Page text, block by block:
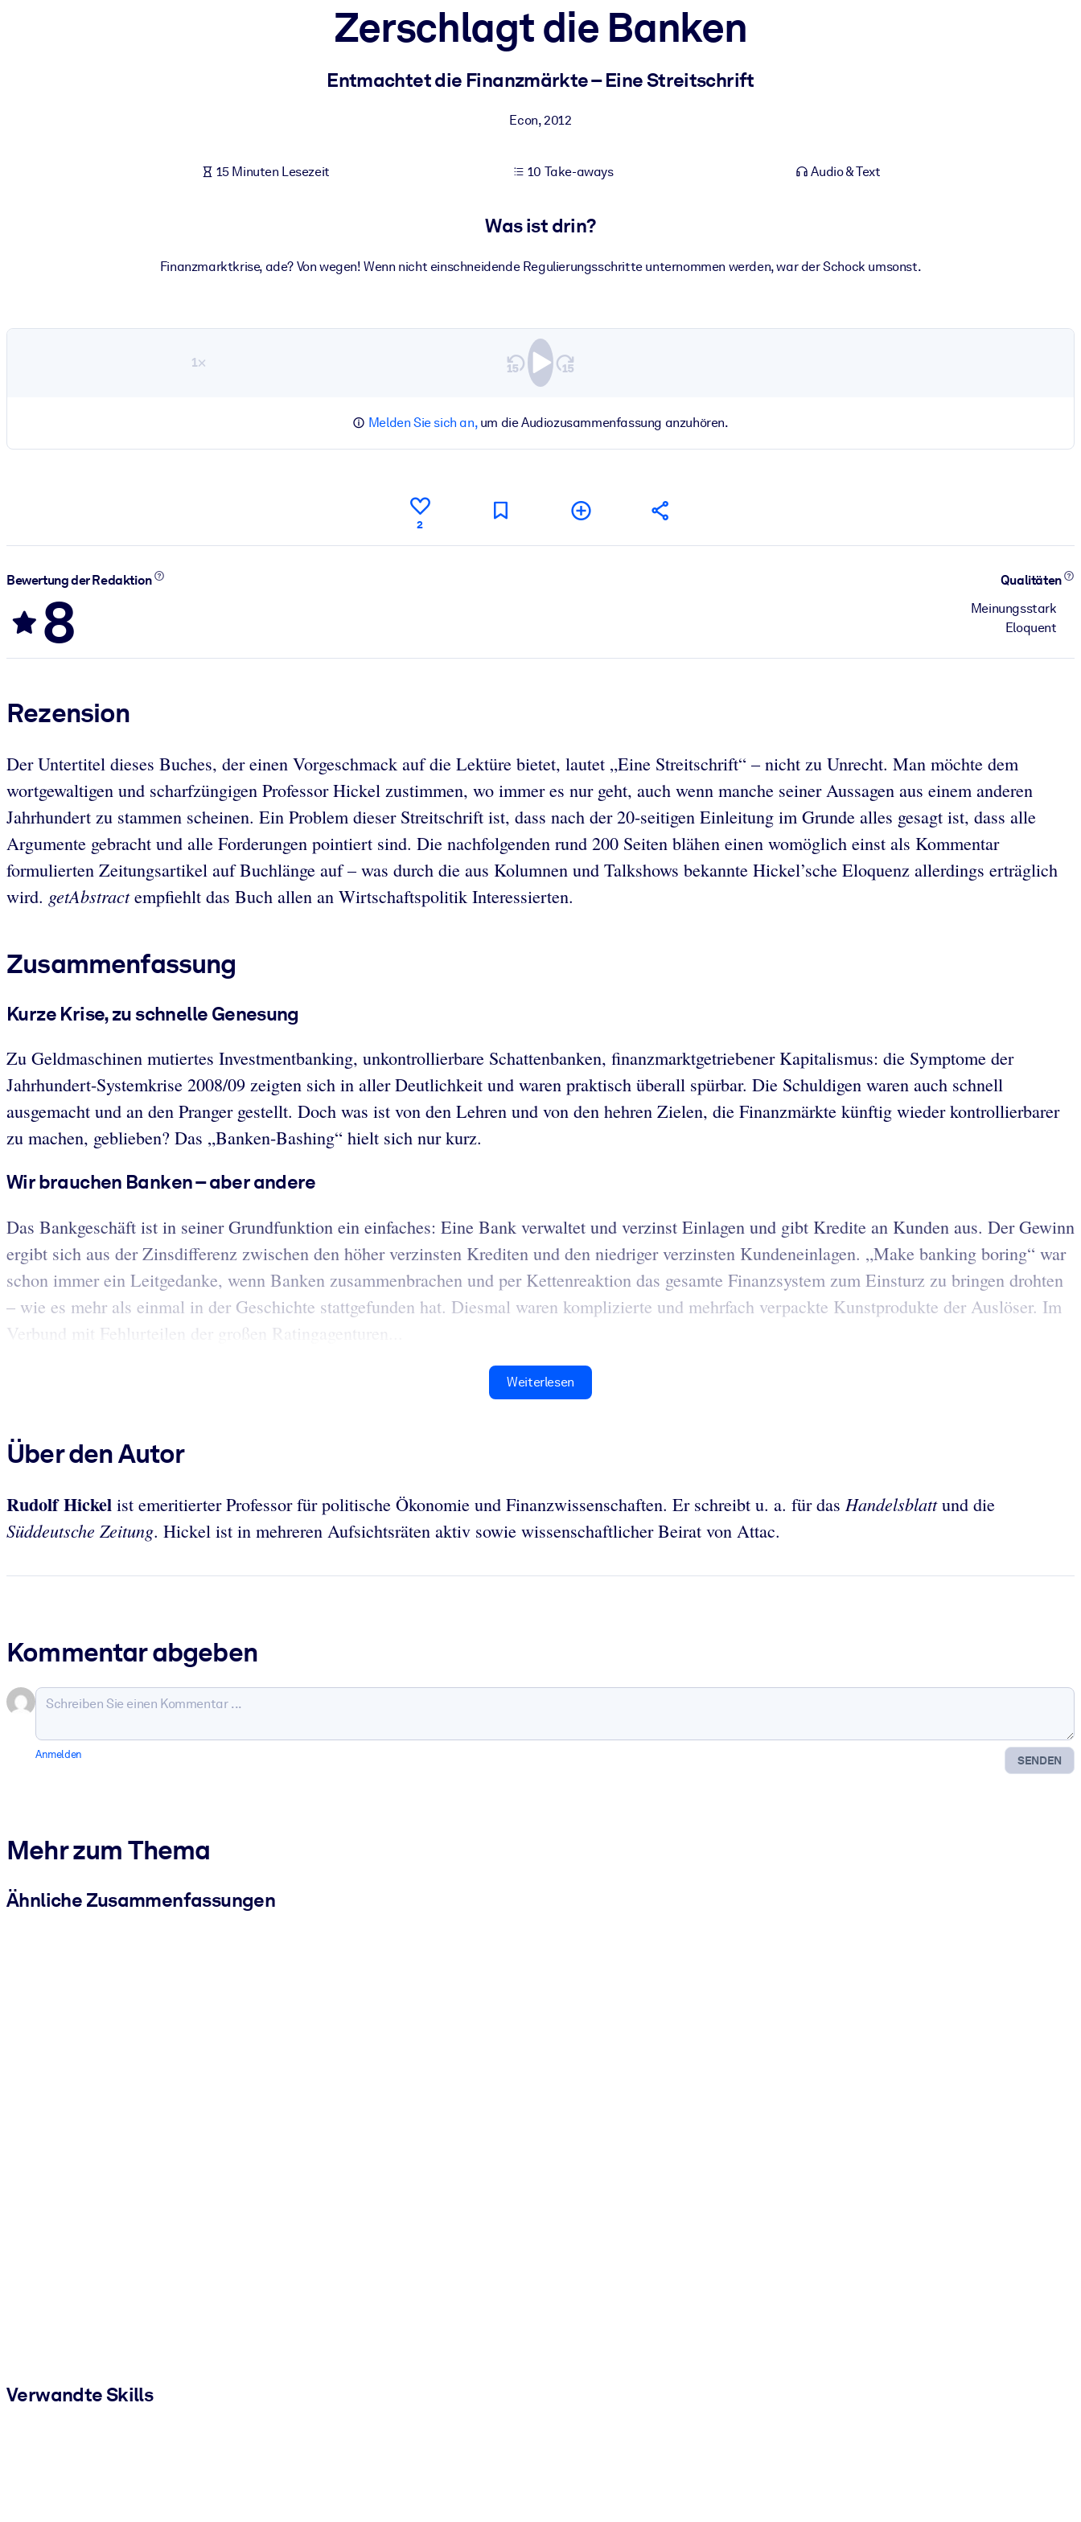
Bereichern Sie Ihre Unternehmensbibliothek mit vertrauenswürdigem, praxisnahem Business-Wissen.
Nutzen Sie verlässliches, strukturiertes Wissen, um die Ergebnisse Ihrer KI-Systeme zu optimieren.
Zerschlagt die Banken
Entmachtet die Finanzmärkte – Eine Streitschrift
Econ,2012
15 Minuten Lesezeit 10 Take-aways Audio & Text
Was ist drin?
Finanzmarktkrise, ade? Von wegen! Wenn nicht einschneidende Regulierungsschritte unternommen werden, war der Schock umsonst.
1×
Melden Sie sich an,um die Audiozusammenfassung anzuhören.
2
Bewertung der Redaktion
8
Qualitäten
Meinungsstark
Eloquent
Rezension
Der Untertitel dieses Buches, der einen Vorgeschmack auf die Lektüre bietet, lautet „Eine Streitschrift“ – nicht zu Unrecht. Man möchte dem
wortgewaltigen und scharfzüngigen Professor Hickel zustimmen, wo immer es nur geht, auch wenn manche seiner Aussagen aus einem anderen
Jahrhundert zu stammen scheinen. Ein Problem dieser Streitschrift ist, dass nach der 20-seitigen Einleitung im Grunde alles gesagt ist, dass alle
Argumente gebracht und alle Forderungen pointiert sind. Die nachfolgenden rund 200 Seiten blähen einen womöglich einst als Kommentar
formulierten Zeitungsartikel auf Buchlänge auf – was durch die aus Kolumnen und Talkshows bekannte Hickel’sche Eloquenz allerdings erträglich
wird. getAbstractempfiehlt das Buch allen an Wirtschaftspolitik Interessierten.
Zusammenfassung
Kurze Krise, zu schnelle Genesung
Zu Geldmaschinen mutiertes Investmentbanking, unkontrollierbare Schattenbanken, finanzmarktgetriebener Kapitalismus: die Symptome der
Jahrhundert-Systemkrise 2008/09 zeigten sich in aller Deutlichkeit und waren praktisch überall spürbar. Die Schuldigen waren auch schnell
ausgemacht und an den Pranger gestellt. Doch was ist von den Lehren und von den hehren Zielen, die Finanzmärkte künftig wieder kontrollierbarer
zu machen, geblieben? Das „Banken-Bashing“ hielt sich nur kurz.
Wir brauchen Banken – aber andere
Das Bankgeschäft ist in seiner Grundfunktion ein einfaches: Eine Bank verwaltet und verzinst Einlagen und gibt Kredite an Kunden aus. Der Gewinn
ergibt sich aus der Zinsdifferenz zwischen den höher verzinsten Krediten und den niedriger verzinsten Kundeneinlagen. „Make banking boring“ war
schon immer ein Leitgedanke, wenn Banken zusammenbrachen und per Kettenreaktion das gesamte Finanzsystem zum Einsturz zu bringen drohten
– wie es mehr als einmal in der Geschichte stattgefunden hat. Diesmal waren komplizierte und mehrfach verpackte Kunstprodukte der Auslöser. Im
Verbund mit Fehlurteilen der großen Ratingagenturen...
Weiterlesen
Über den Autor
Rudolf Hickel ist emeritierter Professor für politische Ökonomie und Finanzwissenschaften. Er schreibt u. a. für das Handelsblattund die
Süddeutsche Zeitung. Hickel ist in mehreren Aufsichtsräten aktiv sowie wissenschaftlicher Beirat von Attac.
Kommentar abgeben
SENDEN
Anmelden
Mehr zum Thema
Ähnliche Zusammenfassungen
Verwandte Skills